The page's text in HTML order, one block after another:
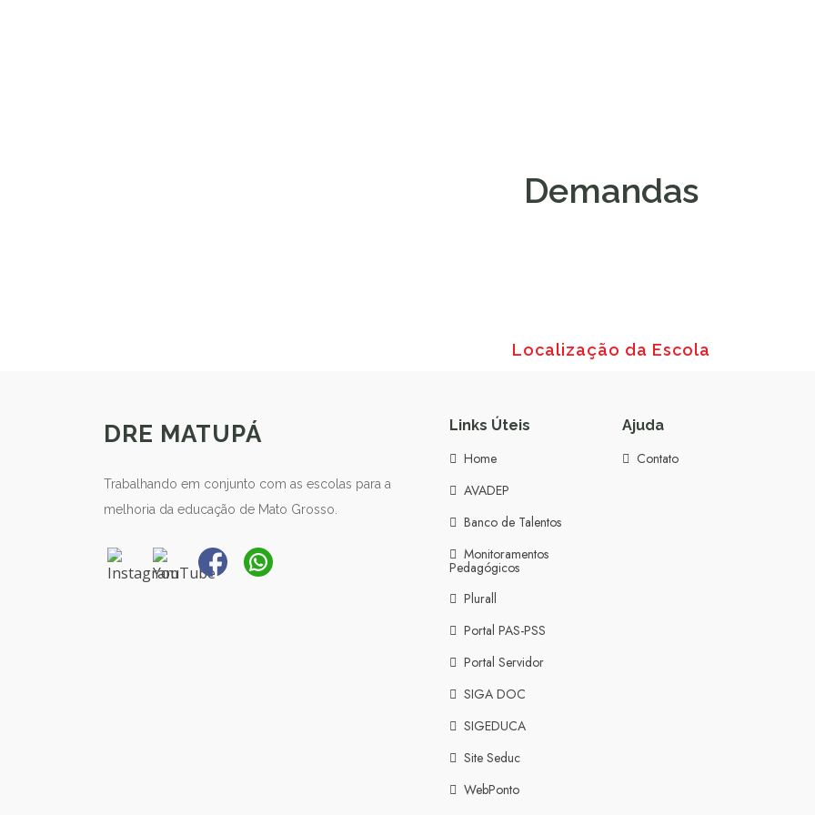
Demandas
Localização da Escola
DRE MATUPÁ
Trabalhando em conjunto com as escolas para a
melhoria da educação de Mato Grosso.
Links Úteis
Home
AVADEP
Banco de Talentos
Monitoramentos
Pedagógicos
Plurall
Portal PAS-PSS
Portal Servidor
SIGA DOC
SIGEDUCA
Site Seduc
WebPonto
Ajuda
Contato